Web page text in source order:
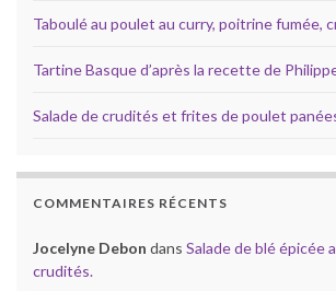
Taboulé au poulet au curry, poitrine fumée,
Tartine Basque d’après la recette de
Salade de crudités et frites de poulet
COMMENTAIRES RÉCENTS
Jocelyne Debon dans Salade de blé épicée
crudités.